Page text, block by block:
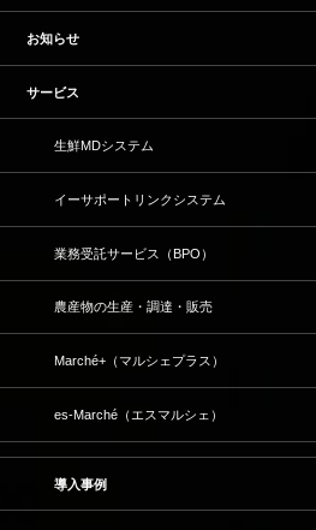
お知らせ
サービス
生鮮MDシステム
イーサポートリンクシステム
業務受託サービス（BPO）
農産物の生産・調達・販売
Marché+（マルシェプラス）
es-Marché（エスマルシェ）
導入事例